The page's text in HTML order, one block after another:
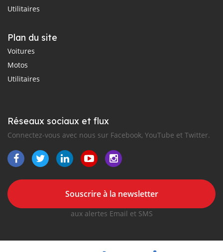
Utilitaires
Plan du site
Voitures
Motos
Utilitaires
Réseaux sociaux et flux
Connectez-vous avec nous sur Facebook, YouTube et Twitter.
Souscrire à la newsletter
aux alertes Email et SMS